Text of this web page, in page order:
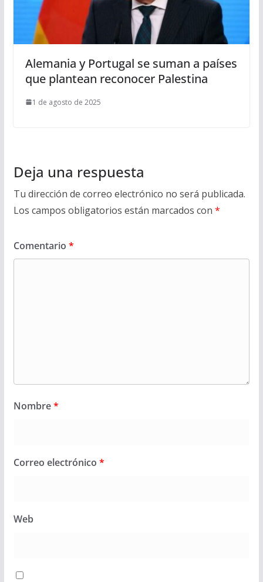
Alemania y Portugal se suman a países
que plantean reconocer Palestina
1 de agosto de 2025
Deja una respuesta
Tu dirección de correo electrónico no será publicada.
Los campos obligatorios están marcados con *
Comentario *
Nombre*
Correo electrónico *
Web